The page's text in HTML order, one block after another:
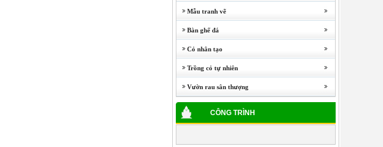
Mẫu tranh vẽ
Bàn ghế đá
Cỏ nhân tạo
Trồng cỏ tự nhiên
Vườn rau sân thượng
CÔNG TRÌNH